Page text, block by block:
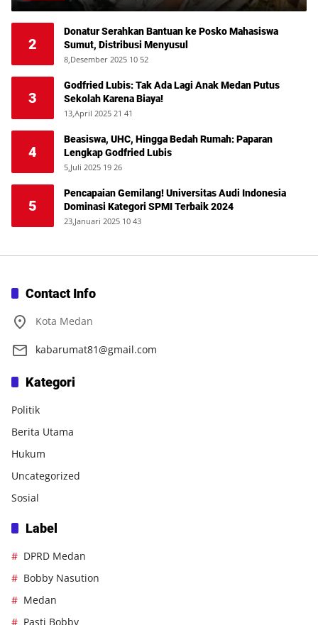
2
Donatur Serahkan Bantuan ke Posko Mahasiswa
Sumut, Distribusi Menyusul
8,Desember 2025 10 52
3
Godfried Lubis: Tak Ada Lagi Anak Medan Putus
Sekolah Karena Biaya!
13,April 2025 21 41
4
Beasiswa, UHC, Hingga Bedah Rumah: Paparan
Lengkap Godfried Lubis
5,Juli 2025 19 26
5
Pencapaian Gemilang! Universitas Audi Indonesia
Dominasi Kategori SPMI Terbaik 2024
23,Januari 2025 10 43
Contact Info
Kota Medan
kabarumat81@gmail.com
Kategori
Politik
Berita Utama
Hukum
Uncategorized
Sosial
Label
DPRD Medan
Bobby Nasution
Medan
Pasti Bobby